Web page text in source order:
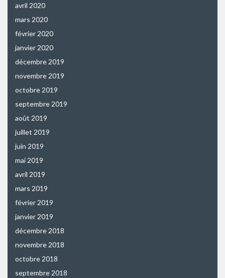
avril 2020
mars 2020
février 2020
janvier 2020
décembre 2019
novembre 2019
octobre 2019
septembre 2019
août 2019
juillet 2019
juin 2019
mai 2019
avril 2019
mars 2019
février 2019
janvier 2019
décembre 2018
novembre 2018
octobre 2018
septembre 2018